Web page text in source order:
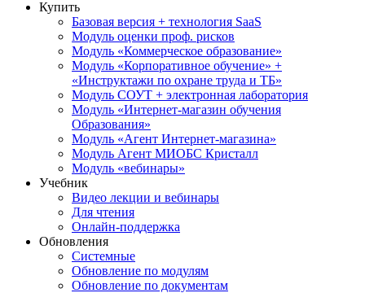
Купить
Базовая версия + технология SaaS
Модуль оценки проф. рисков
Модуль «Коммерческое образование»
Модуль «Корпоративное обучение» +
«Инструктажи по охране труда и ТБ»
Модуль СОУТ + электронная лаборатория
Модуль «Интернет-магазин обучения
Образования»
Модуль «Агент Интернет-магазина»
Модуль Агент МИОБС Кристалл
Модуль «вебинары»
Учебник
Видео лекции и вебинары
Для чтения
Онлайн-поддержка
Обновления
Системные
Обновление по модулям
Обновление по документам